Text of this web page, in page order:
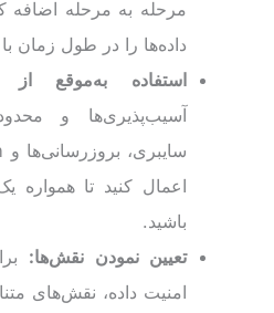
مرحله به مرحله اضافه
داده‌ها را در طول زمان
استفاده به‌موقع از
آسیب‌پذیری‌ها و
اعمال کنید تا همواره
باشید.
تعیین نمودن نقش‌ها:
امنیت داد‌ه، نقش‌های